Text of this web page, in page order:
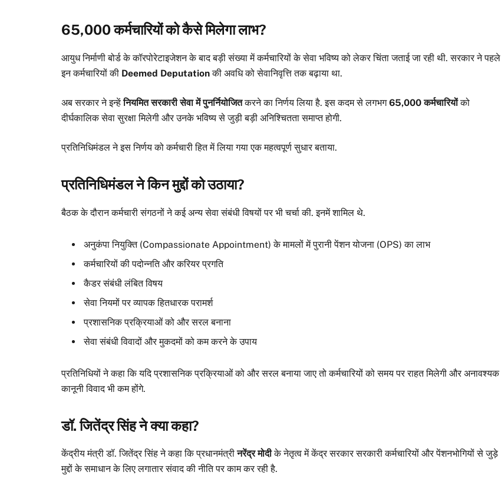
65,000 कर्मचारियों को कैसे मिलेगा लाभ?
आयुध निर्माणी बोर्ड के कॉरपोरेटाइजेशन के बाद बड़ी संख्या में कर्मचारियों के सेवा भविष्य को लेकर चिंता जताई जा रही थी. सरकार ने पहले
इन कर्मचारियों की Deemed Deputationकी अवधि को सेवानिवृत्ति तक बढ़ाया था.
अब सरकार ने इन्हेंनियमित सरकारी सेवा में पुनर्नियोजितकरने का निर्णय लिया है. इस कदम से लगभग65,000 कर्मचारियोंको
दीर्घकालिक सेवा सुरक्षा मिलेगी और उनके भविष्य से जुड़ी बड़ी अनिश्चितता समाप्त होगी.
प्रतिनिधिमंडल ने इस निर्णय को कर्मचारी हित में लिया गया एक महत्वपूर्ण सुधार बताया.
प्रतिनिधिमंडल ने किन मुद्दों को उठाया?
बैठक के दौरान कर्मचारी संगठनों ने कई अन्य सेवा संबंधी विषयों पर भी चर्चा की. इनमें शामिल थे.
अनुकंपा नियुक्ति (Compassionate Appointment) के मामलों में पुरानी पेंशन योजना (OPS) का लाभ
कर्मचारियों की पदोन्नति और करियर प्रगति
कैडर संबंधी लंबित विषय
सेवा नियमों पर व्यापक हितधारक परामर्श
प्रशासनिक प्रक्रियाओं को और सरल बनाना
सेवा संबंधी विवादों और मुकदमों को कम करने के उपाय
प्रतिनिधियों ने कहा कि यदि प्रशासनिक प्रक्रियाओं को और सरल बनाया जाए तो कर्मचारियों को समय पर राहत मिलेगी और अनावश्यक
कानूनी विवाद भी कम होंगे.
डॉ. जितेंद्र सिंह ने क्या कहा?
केंद्रीय मंत्री डॉ. जितेंद्र सिंह ने कहा कि प्रधानमंत्रीनरेंद्र मोदीके नेतृत्व में केंद्र सरकार सरकारी कर्मचारियों और पेंशनभोगियों से जुड़े
मुद्दों के समाधान के लिए लगातार संवाद की नीति पर काम कर रही है.